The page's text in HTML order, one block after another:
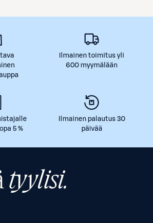
Ilmainen toimitus yli
600 myymälään
5 %
Ilmainen palautus 30
päivää
tyylisi.